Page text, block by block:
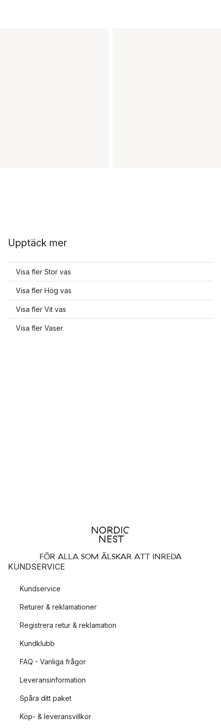
Upptäck mer
Visa fler Stor vas
Visa fler Hög vas
Visa fler Vit vas
Visa fler Vaser
FÖR ALLA SOM ÄLSKAR ATT INREDA
KUNDSERVICE
Kundservice
Returer & reklamationer
Registrera retur & reklamation
Kundklubb
FAQ - Vanliga frågor
Leveransinformation
Spåra ditt paket
Köp- & leveransvillkor